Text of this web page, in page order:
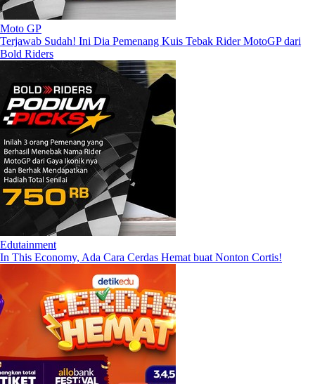
Moto GP
Terjawab Sudah! Ini Dia Pemenang Kuis Tebak Rider MotoGP dari
Bold Riders
Edutainment
In This Economy, Ada Cara Cerdas Hemat buat Nonton Cortis!